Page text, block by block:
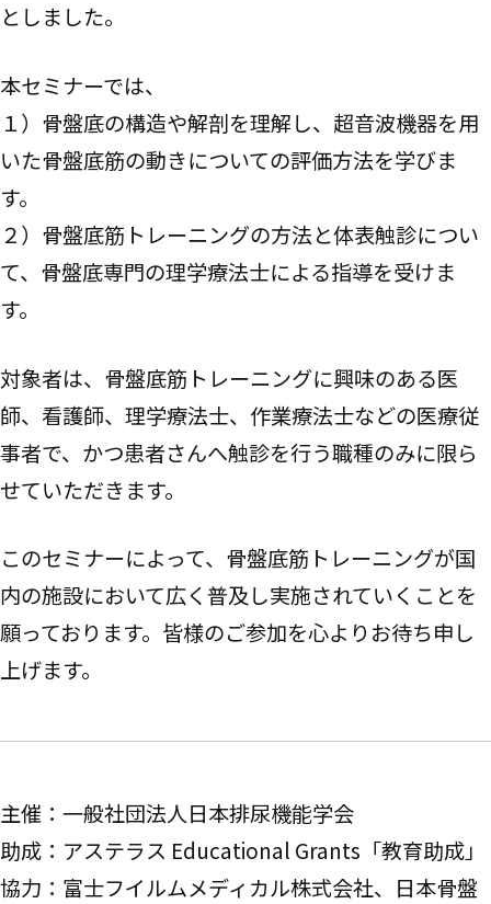
としました。
本セミナーでは、
１）骨盤底の構造や解剖を理解し、超音波機器を用
いた骨盤底筋の動きについての評価方法を学びま
す。
２）骨盤底筋トレーニングの方法と体表触診につい
て、骨盤底専門の理学療法士による指導を受けま
す。
対象者は、骨盤底筋トレーニングに興味のある医
師、看護師、理学療法士、作業療法士などの医療従
事者で、かつ患者さんへ触診を行う職種のみに限ら
せていただきます。
このセミナーによって、骨盤底筋トレーニングが国
内の施設において広く普及し実施されていくことを
願っております。皆様のご参加を心よりお待ち申し
上げます。
主催：一般社団法人日本排尿機能学会
助成：アステラス Educational Grants「教育助成」
協力：富士フイルムメディカル株式会社、日本骨盤